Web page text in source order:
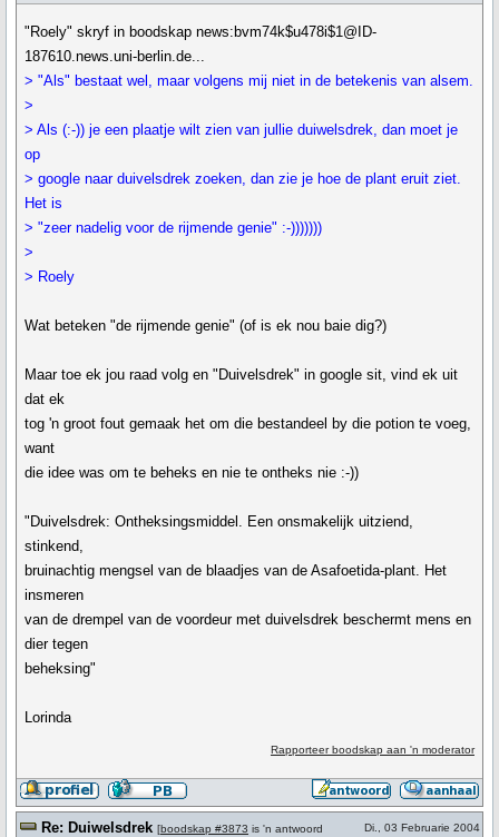
"Roely" skryf in boodskap news:bvm74k$u478i$1@ID-
187610.news.uni-berlin.de...
> "Als" bestaat wel, maar volgens mij niet in de betekenis van alsem.
>
> Als (:-)) je een plaatje wilt zien van jullie duiwelsdrek, dan moet je
op
> google naar duivelsdrek zoeken, dan zie je hoe de plant eruit ziet.
Het is
> "zeer nadelig voor de rijmende genie" :-)))))))
>
> Roely
Wat beteken "de rijmende genie" (of is ek nou baie dig?)
Maar toe ek jou raad volg en "Duivelsdrek" in google sit, vind ek uit
dat ek
tog 'n groot fout gemaak het om die bestandeel by die potion te voeg,
want
die idee was om te beheks en nie te ontheks nie :-))
"Duivelsdrek: Ontheksingsmiddel. Een onsmakelijk uitziend,
stinkend,
bruinachtig mengsel van de blaadjes van de Asafoetida-plant. Het
insmeren
van de drempel van de voordeur met duivelsdrek beschermt mens en
dier tegen
beheksing"
Lorinda
Rapporteer boodskap aan 'n moderator
Re: Duiwelsdrek [boodskap #3873 is 'n antwoord
Di., 03 Februarie 2004